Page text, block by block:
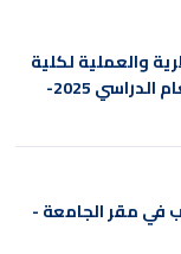
والعملية لكلية
الهندسة المعمارية للفصل ".2025-3" من العام الدراسي 2025-
في مقر الجامعة -